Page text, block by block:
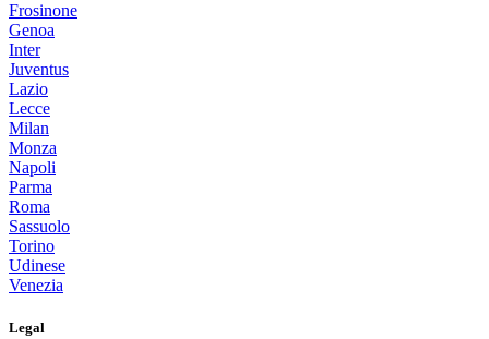
Frosinone
Genoa
Inter
Juventus
Lazio
Lecce
Milan
Monza
Napoli
Parma
Roma
Sassuolo
Torino
Udinese
Venezia
Legal